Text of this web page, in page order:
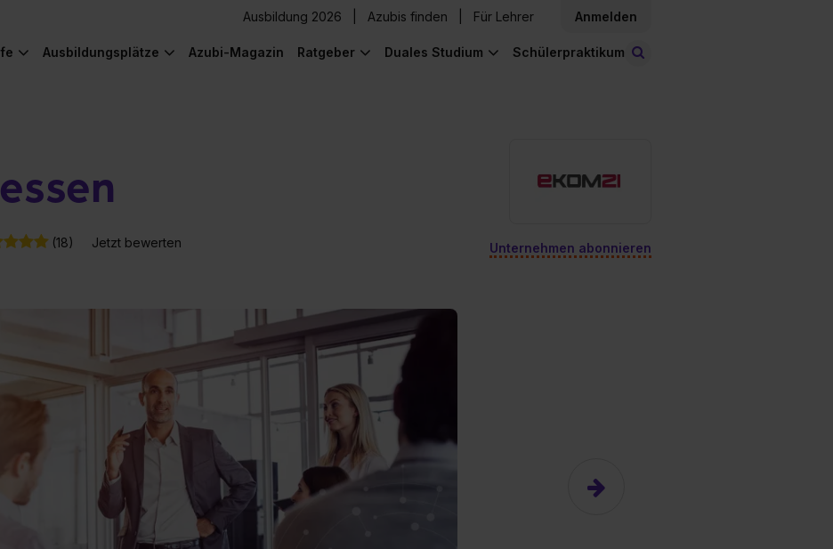
Ausbildung 2026 Azubis finden Für Lehrer Anmelden
Ausbildungsplätze Azubi-Magazin Ratgeber Duales Studium Schülerpraktikum
(18) Jetzt bewerten Unternehmen abonnieren